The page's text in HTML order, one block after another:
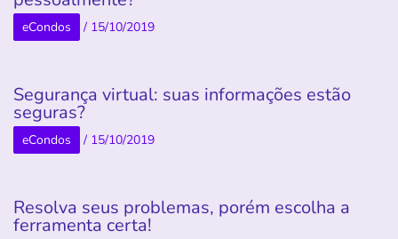
eCondos / 15/10/2019
Segurança virtual: suas informações estão
seguras?
eCondos / 15/10/2019
Resolva seus problemas, porém escolha a
ferramenta certa!